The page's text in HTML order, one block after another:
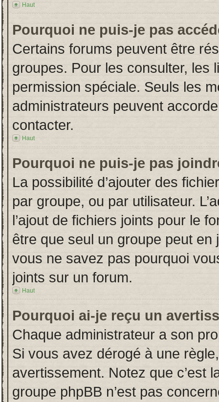
Haut
Pourquoi ne puis-je pas
Certains forums peuvent être
groupes. Pour les consulter, les
permission spéciale. Seuls les
administrateurs peuvent
contacter.
Haut
Pourquoi ne puis-je pas
La possibilité d’ajouter des
par groupe, ou par utilisateur.
l’ajout de fichiers joints pour le
être que seul un groupe peut en
vous ne savez pas pourquoi
joints sur un forum.
Haut
Pourquoi ai-je reçu un
Chaque administrateur a son
Si vous avez dérogé à une
avertissement. Notez que c’est
groupe phpBB n’est pas